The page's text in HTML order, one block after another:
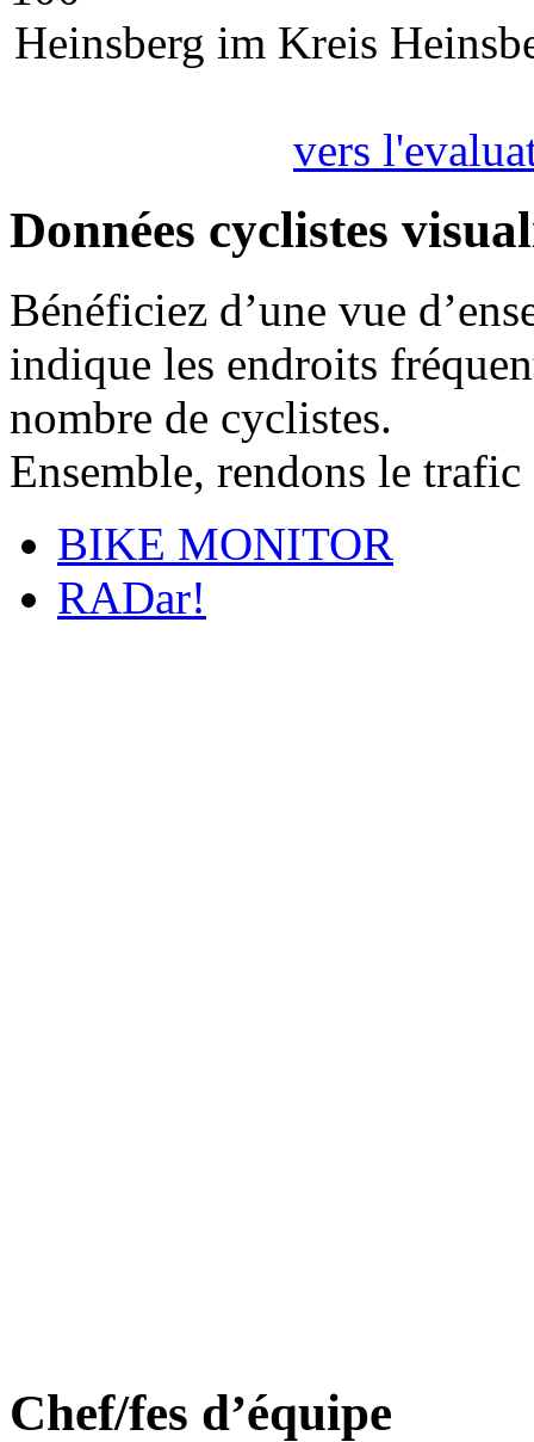
Heinsberg im Kreis
vers
Données cyclistes
Bénéficiez d’une vue
indique les endroits
nombre de cyclistes.
Ensemble, rendons le
BIKE MONITOR
RADar!
Chef/fes d’équipe